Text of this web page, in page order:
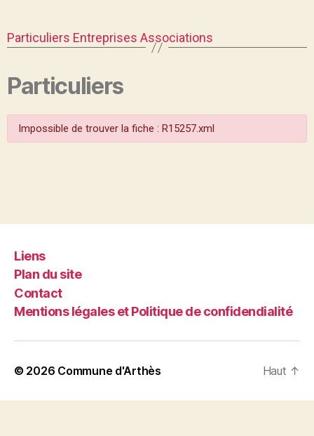
Particuliers Entreprises Associations
Particuliers
Impossible de trouver la fiche : R15257.xml
Liens
Plan du site
Contact
Mentions légales et Politique de confidendialité
© 2026 Commune d'Arthès Haut ↑